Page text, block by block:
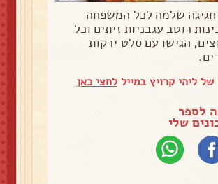
שלמה לכל המשפחה
רוטב עגבניות זיתים וכל
הגישו עם סלט ירקות
ליהי קרויץ במייללחצי כאן
לספר
שלי